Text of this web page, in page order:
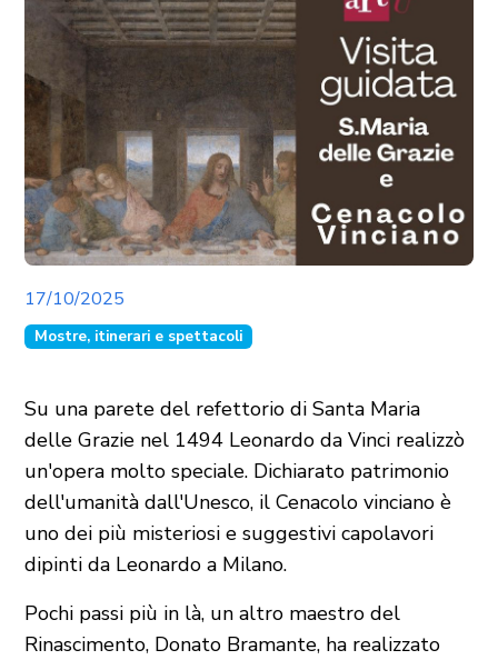
17/10/2025
Mostre, itinerari e spettacoli
Su una parete del refettorio di Santa Maria
delle Grazie nel 1494 Leonardo da Vinci realizzò
un'opera molto speciale. Dichiarato patrimonio
dell'umanità dall'Unesco, il Cenacolo vinciano è
uno dei più misteriosi e suggestivi capolavori
dipinti da Leonardo a Milano.
Pochi passi più in là, un altro maestro del
Rinascimento, Donato Bramante, ha realizzato